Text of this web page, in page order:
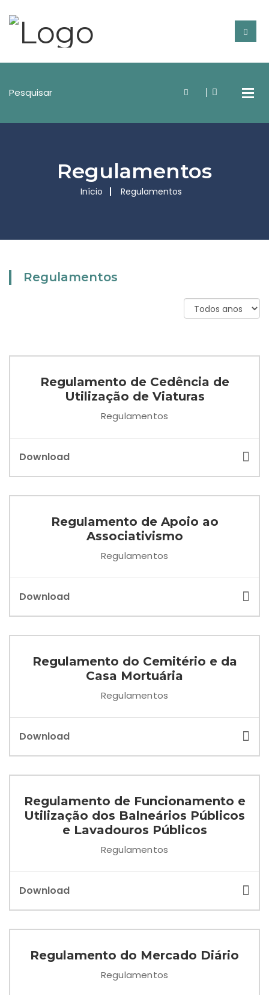
Regulamentos
Início Regulamentos
Regulamentos
Regulamento de Cedência de
Utilização de Viaturas
Regulamentos
Download
Regulamento de Apoio ao
Associativismo
Regulamentos
Download
Regulamento do Cemitério e da
Casa Mortuária
Regulamentos
Download
Regulamento de Funcionamento e
Utilização dos Balneários Públicos
e Lavadouros Públicos
Regulamentos
Download
Regulamento do Mercado Diário
Regulamentos